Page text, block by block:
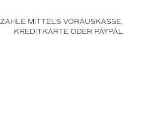
ZAHLE MITTELS VORAUSKASSE,
KREDITKARTE ODER PAYPAL